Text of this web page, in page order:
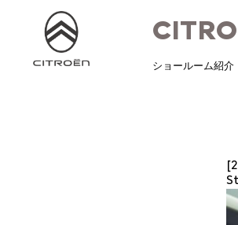
ショールーム紹介